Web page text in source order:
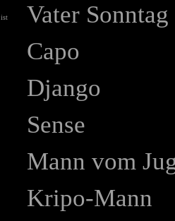
ist
Vater Sonntag
Capo
Django
Sense
Mann vom
Kripo-Mann